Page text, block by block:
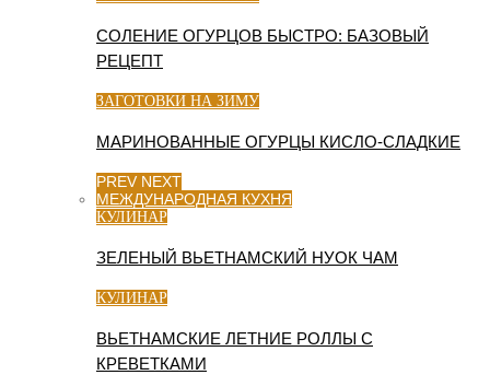
СОЛЕНИЕ ОГУРЦОВ БЫСТРО: БАЗОВЫЙ
РЕЦЕПТ
ЗАГОТОВКИ НА ЗИМУ
МАРИНОВАННЫЕ ОГУРЦЫ КИСЛО-СЛАДКИЕ
PREV NEXT
МЕЖДУНАРОДНАЯ КУХНЯ
КУЛИНАР
ЗЕЛЕНЫЙ ВЬЕТНАМСКИЙ НУОК ЧАМ
КУЛИНАР
ВЬЕТНАМСКИЕ ЛЕТНИЕ РОЛЛЫ С
КРЕВЕТКАМИ